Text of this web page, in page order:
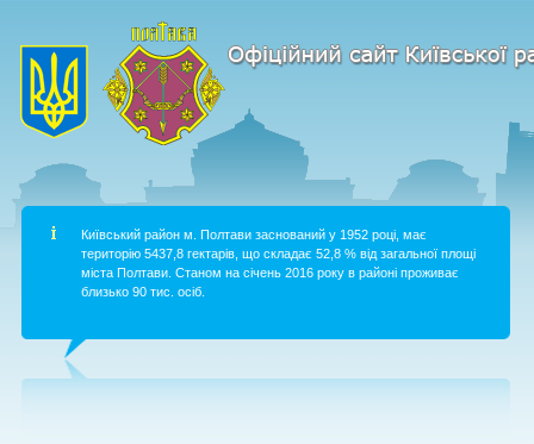
Київський район м. Полтави заснований у 1952 році, має
територію 5437,8 гектарів, що складає 52,8 % від загальної площі
міста Полтави. Станом на січень 2016 року в районі проживає
близько 90 тис. осіб.